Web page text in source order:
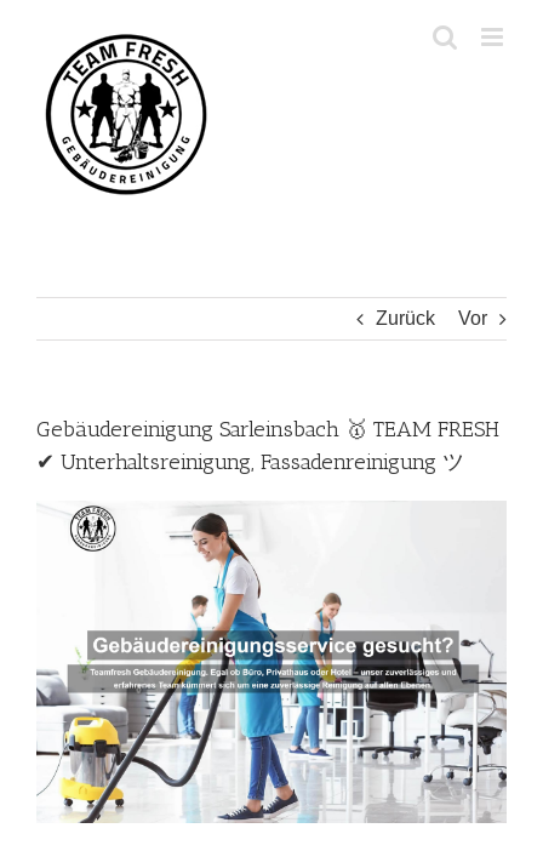
springen
Zurück Vor
Gebäudereinigung Sarleinsbach 🥇 TEAM FRESH
✔ Unterhaltsreinigung, Fassadenreinigung ツ